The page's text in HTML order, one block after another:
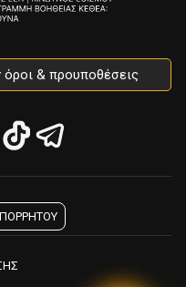
& προυποθέσεις